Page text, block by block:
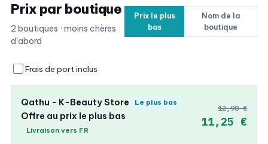
Prix par boutique
2 boutiques · moins chères
d'abord
Prix le plus
bas
Nom de la
boutique
Frais de port inclus
Qathu - K-Beauty Store Le plus bas
Offre au prix le plus bas
Livraison vers FR
12,98 €
11,25 €